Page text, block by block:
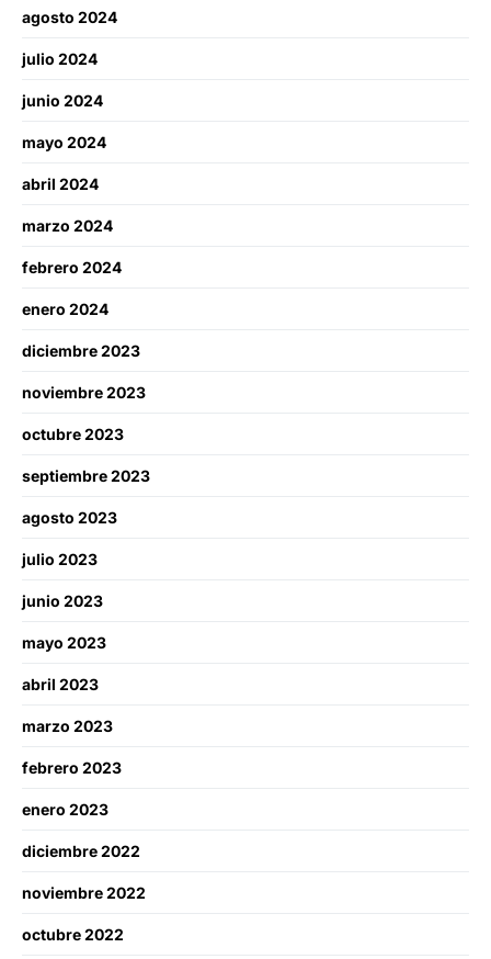
agosto 2024
julio 2024
junio 2024
mayo 2024
abril 2024
marzo 2024
febrero 2024
enero 2024
diciembre 2023
noviembre 2023
octubre 2023
septiembre 2023
agosto 2023
julio 2023
junio 2023
mayo 2023
abril 2023
marzo 2023
febrero 2023
enero 2023
diciembre 2022
noviembre 2022
octubre 2022